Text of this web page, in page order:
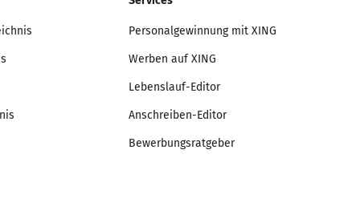
Personalgewinnung mit XING
Werben auf XING
Lebenslauf-Editor
Anschreiben-Editor
Bewerbungsratgeber